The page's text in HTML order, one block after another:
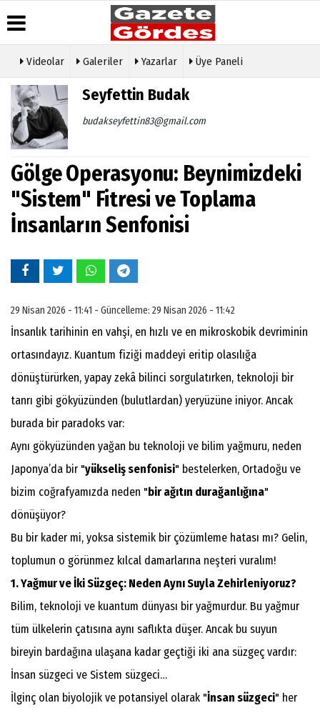
Üye Paneli
Haber
Arşivi
Gazete
Arşivi
Günün
Haberleri
Hava
Durumu
Gazete
Biyografiler
Köşe
Yazarları
Video
Galeri
Etkinlikler
Gizlilik
İlkeleri
Videolar Galeriler Yazarlar Üye Paneli
Seyfettin Budak
budakseyfettin83@gmail.com
Gölge Operasyonu: Beynimizdeki
"Sistem" Fitresi ve Toplama
İnsanların Senfonisi
29 Nisan 2026 - 11:41 - Güncelleme: 29 Nisan 2026 - 11:42
​İnsanlık tarihinin en vahşi, en hızlı ve en mikroskobik devriminin
ortasındayız. Kuantum fiziği maddeyi eritip olasılığa
dönüştürürken, yapay zekâ bilinci sorgulatırken, teknoloji bir
tanrı gibi gökyüzünden (bulutlardan) yeryüzüne iniyor. Ancak
burada bir paradoks var:
Aynı gökyüzünden yağan bu teknoloji ve bilim yağmuru, neden
Japonya’da bir "yükseliş senfonisi" bestelerken, Ortadoğu ve
bizim coğrafyamızda neden "bir ağıtın durağanlığına"
dönüşüyor?
​Bu bir kader mi, yoksa sistemik bir çözümleme hatası mı? Gelin,
toplumun o görünmez kılcal damarlarına neşteri vuralım!
1. Yağmur ve İki Süzgeç: Neden Aynı Suyla Zehirleniyoruz?
​Bilim, teknoloji ve kuantum dünyası bir yağmurdur. Bu yağmur
tüm ülkelerin çatısına aynı saflıkta düşer. Ancak bu suyun
bireyin bardağına ulaşana kadar geçtiği iki ana süzgeç vardır:
İnsan süzgeci ve Sistem süzgeci…
​İlginç olan biyolojik ve potansiyel olarak "İnsan süzgeci" her